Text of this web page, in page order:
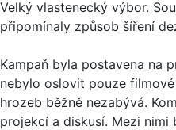
Velký vlastenecký výbor.
připomínaly způsob šíření
Kampaň byla postavena na
nebylo oslovit pouze
hrozeb běžně nezabývá.
projekcí a diskusí. Mezi nimi